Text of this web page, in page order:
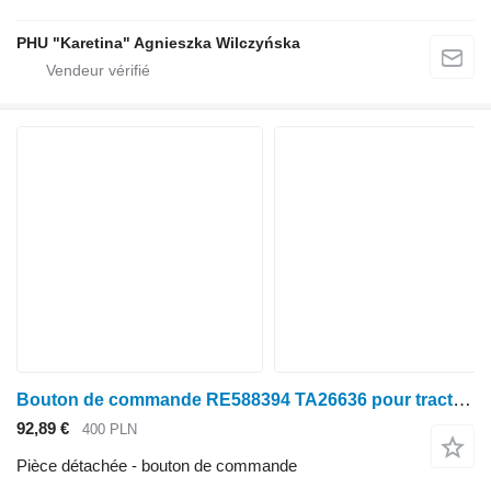
PHU "Karetina" Agnieszka Wilczyńska
Bouton de commande RE588394 TA26636 pour tracteur à roues John Deere seria 6000 7000 8000 R
92,89 € 400 PLN
Pièce détachée - bouton de commande